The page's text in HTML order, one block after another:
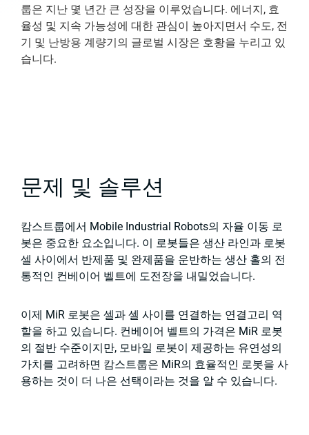
룹은 지난 몇 년간 큰 성장을 이루었습니다. 에너지, 효
율성 및 지속 가능성에 대한 관심이 높아지면서 수도, 전
기 및 난방용 계량기의 글로벌 시장은 호황을 누리고 있
습니다.
문제 및 솔루션
캄스트룹에서 Mobile Industrial Robots의 자율 이동 로
봇은 중요한 요소입니다. 이 로봇들은 생산 라인과 로봇
셀 사이에서 반제품 및 완제품을 운반하는 생산 홀의 전
통적인 컨베이어 벨트에 도전장을 내밀었습니다.
이제 MiR 로봇은 셀과 셀 사이를 연결하는 연결고리 역
할을 하고 있습니다. 컨베이어 벨트의 가격은 MiR 로봇
의 절반 수준이지만, 모바일 로봇이 제공하는 유연성의
가치를 고려하면 캄스트룹은 MiR의 효율적인 로봇을 사
용하는 것이 더 나은 선택이라는 것을 알 수 있습니다.